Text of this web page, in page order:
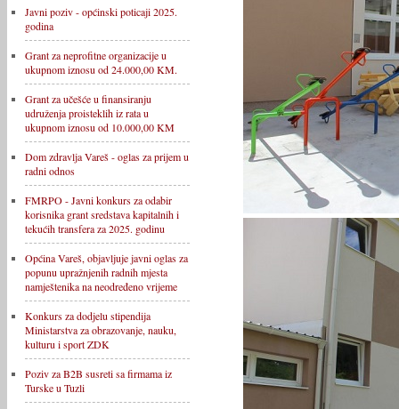
Javni poziv - općinski poticaji 2025.
godina
Grant za neprofitne organizacije u
ukupnom iznosu od 24.000,00 KM.
Grant za učešće u finansiranju
udruženja proisteklih iz rata u
ukupnom iznosu od 10.000,00 KM
Dom zdravlja Vareš - oglas za prijem u
radni odnos
FMRPO - Javni konkurs za odabir
korisnika grant sredstava kapitalnih i
tekućih transfera za 2025. godinu
Općina Vareš, objavljuje javni oglas za
popunu upražnjenih radnih mjesta
namještenika na neodređeno vrijeme
Konkurs za dodjelu stipendija
Ministarstva za obrazovanje, nauku,
kulturu i sport ZDK
Poziv za B2B susreti sa firmama iz
Turske u Tuzli